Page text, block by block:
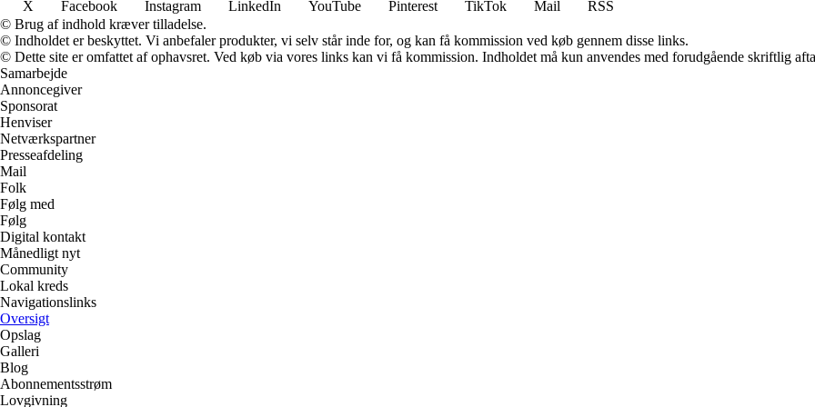
X Facebook Instagram LinkedIn YouTube Pinterest TikTok Mail
RSS
© Brug af indhold kræver tilladelse.
© Indholdet er beskyttet. Vi anbefaler produkter, vi selv står inde for, og kan få kommission ved køb gennem disse links.
© Dette site er omfattet af ophavsret. Ved køb via vores links kan vi få kommission. Indholdet må kun anvendes med forudgående skriftlig
Samarbejde
Annoncegiver
Sponsorat
Henviser
Netværkspartner
Presseafdeling
Mail
Folk
Følg med
Følg
Digital kontakt
Månedligt nyt
Community
Lokal kreds
Navigationslinks
Oversigt
Opslag
Galleri
Blog
Abonnementsstrøm
Lovgivning